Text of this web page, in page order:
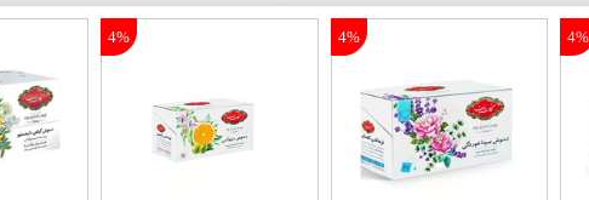
4%
4%
4%